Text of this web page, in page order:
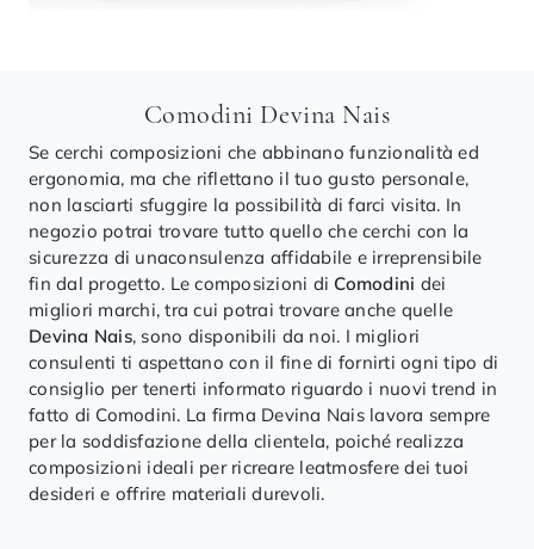
Comodini Devina Nais
Se cerchi composizioni che abbinano funzionalità ed
ergonomia, ma che riflettano il tuo gusto personale,
non lasciarti sfuggire la possibilità di farci visita. In
negozio potrai trovare tutto quello che cerchi con la
sicurezza di unaconsulenza affidabile e irreprensibile
fin dal progetto. Le composizioni di Comodini dei
migliori marchi, tra cui potrai trovare anche quelle
Devina Nais, sono disponibili da noi. I migliori
consulenti ti aspettano con il fine di fornirti ogni tipo di
consiglio per tenerti informato riguardo i nuovi trend in
fatto di Comodini. La firma Devina Nais lavora sempre
per la soddisfazione della clientela, poiché realizza
composizioni ideali per ricreare leatmosfere dei tuoi
desideri e offrire materiali durevoli.